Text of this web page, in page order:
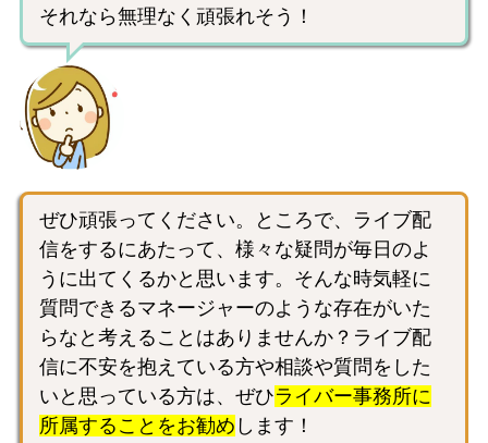
それなら無理なく頑張れそう！
ぜひ頑張ってください。ところで、ライブ配
信をするにあたって、様々な疑問が毎日のよ
うに出てくるかと思います。そんな時気軽に
質問できるマネージャーのような存在がいた
らなと考えることはありませんか？ライブ配
信に不安を抱えている方や相談や質問をした
いと思っている方は、ぜひライバー事務所に
所属することをお勧め します！